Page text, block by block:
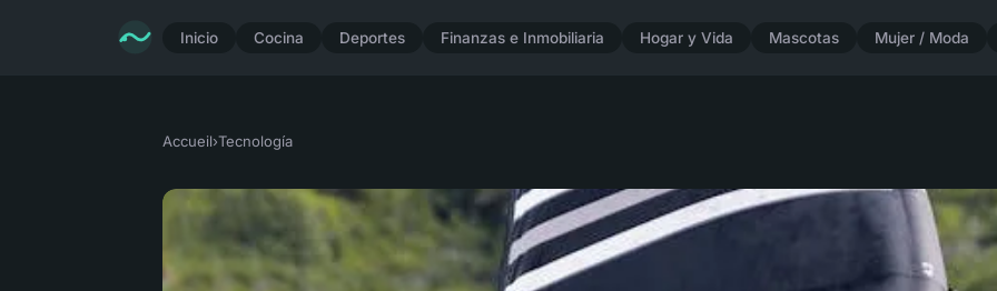
Inicio Cocina Deportes Finanzas e Inmobiliaria Hogar y Vida Mascotas Mujer / Moda
Accueil›Tecnología